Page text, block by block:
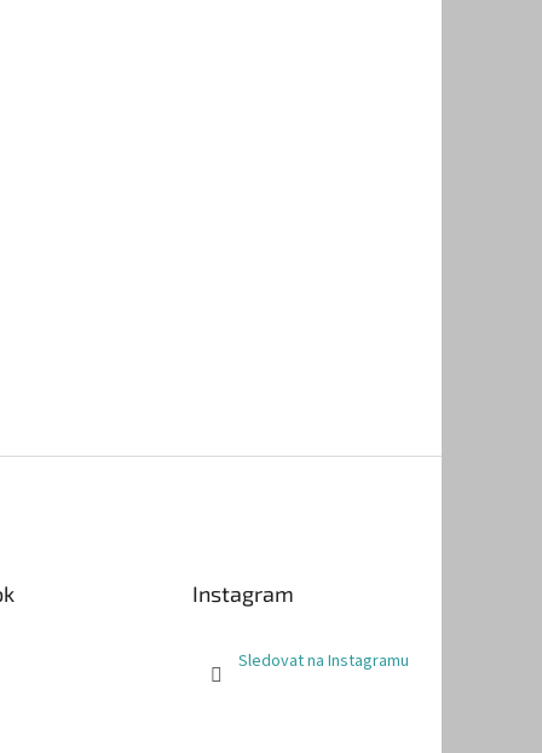
Instagram
Sledovat na Instagramu